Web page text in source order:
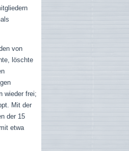
von
löschte
wieder frei;
Mit der
der 15
etwa